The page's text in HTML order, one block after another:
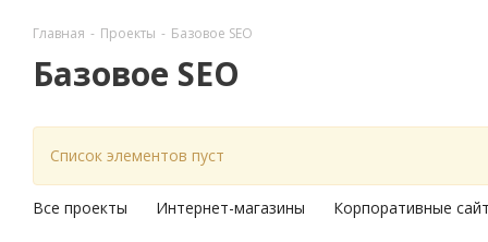
Главная - Проекты - Базовое SEO
Базовое SEO
Список элементов пуст
Все проекты Интернет-магазины Корпоративные